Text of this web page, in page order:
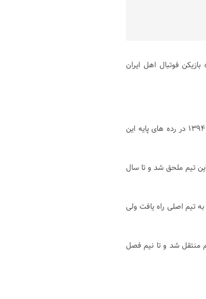
۱۳۷۶ در سرپل ذهاب کرمانشاه بازیکن فوتبال اهل ایران
فوتبال حرفه ای خود را از دوران نوجوانی با حضور در آکادمی توحید تهران آغاز کرد و تا سال ۱۳۹۴ در رده های پایه این
این تیم ملحق شد و تا سال
پیکان تهران پیوست و پس از ۲ سال درخشش، به تیم اصلی راه یافت ولی
تیم منتقل شد و تا نیم فصل